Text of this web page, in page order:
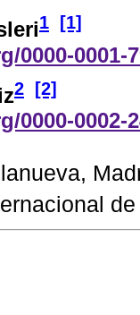
1 [1]
0000-0001-
2 [2]
0000-0002-